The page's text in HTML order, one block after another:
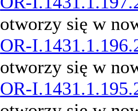
otworzy się w
OR-
otworzy się w
OR-